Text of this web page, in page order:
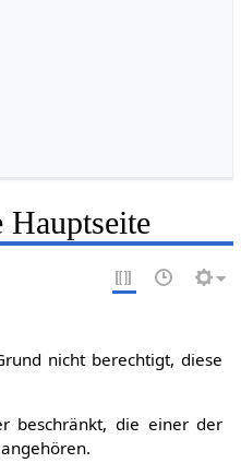
Hauptseite
nicht berechtigt, diese
beschränkt, die einer der